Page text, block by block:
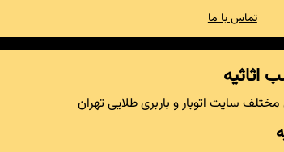
تماس با ما
اثاثیه
سایت اتوبار و باربری طلایی تهران